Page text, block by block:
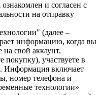
и согласен с
на отправку
(далее –
информацию, когда вы
на свой аккаунт,
покупку), участвуете в
Информация включает
номер телефона и
технологии»